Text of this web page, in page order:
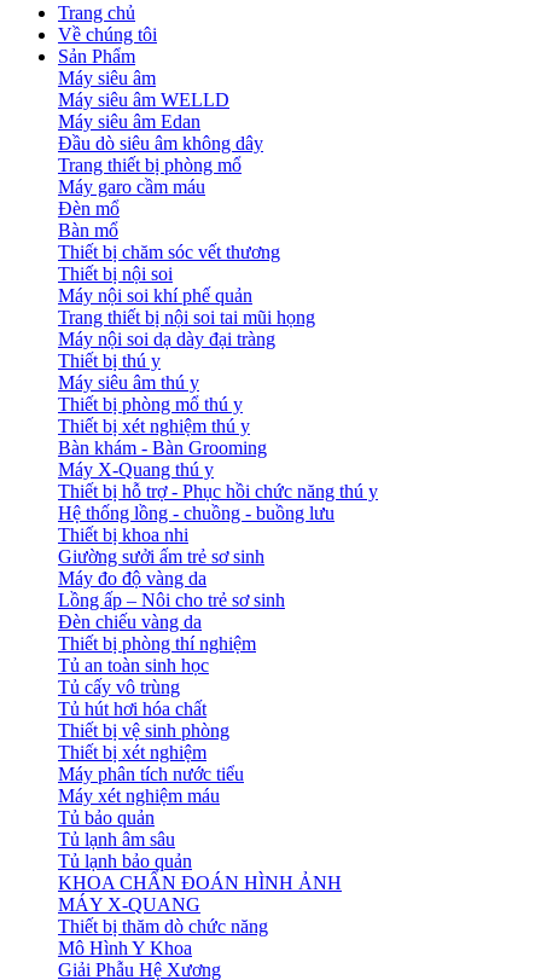
Trang chủ
Về chúng tôi
Sản Phẩm
Máy siêu âm
Máy siêu âm WELLD
Máy siêu âm Edan
Đầu dò siêu âm không dây
Trang thiết bị phòng mổ
Máy garo cầm máu
Đèn mổ
Bàn mổ
Thiết bị chăm sóc vết thương
Thiết bị nội soi
Máy nội soi khí phế quản
Trang thiết bị nội soi tai mũi họng
Máy nội soi dạ dày đại tràng
Thiết bị thú y
Máy siêu âm thú y
Thiết bị phòng mổ thú y
Thiết bị xét nghiệm thú y
Bàn khám - Bàn Grooming
Máy X-Quang thú y
Thiết bị hỗ trợ - Phục hồi chức năng thú y
Hệ thống lồng - chuồng - buồng lưu
Thiết bị khoa nhi
Giường sưởi ấm trẻ sơ sinh
Máy đo độ vàng da
Lồng ấp – Nôi cho trẻ sơ sinh
Đèn chiếu vàng da
Thiết bị phòng thí nghiệm
Tủ an toàn sinh học
Tủ cấy vô trùng
Tủ hút hơi hóa chất
Thiết bị vệ sinh phòng
Thiết bị xét nghiệm
Máy phân tích nước tiểu
Máy xét nghiệm máu
Tủ bảo quản
Tủ lạnh âm sâu
Tủ lạnh bảo quản
KHOA CHẨN ĐOÁN HÌNH ẢNH
MÁY X-QUANG
Thiết bị thăm dò chức năng
Mô Hình Y Khoa
Giải Phẫu Hệ Xương